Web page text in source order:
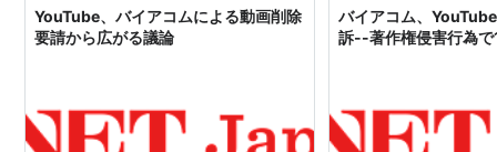
YouTube、バイアコムによる動画削除
要請から広がる議論
バイアコム、
訴--著作権侵害行為